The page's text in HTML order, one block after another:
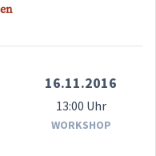
16.11.2016
13:00 Uhr
WORKSHOP